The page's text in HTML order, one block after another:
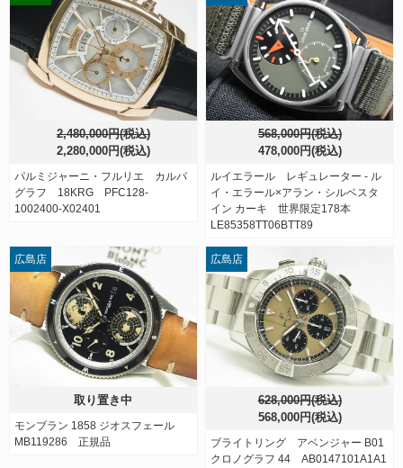
2,480,000円(税込)
2,280,000円(税込)
パルミジャーニ・フルリエ カルパ
グラフ 18KRG PFC128-
1002400-X02401
568,000円(税込)
478,000円(税込)
ルイエラール レギュレーター - ル
イ・エラール×アラン・シルベスタ
イン カーキ 世界限定178本
LE85358TT06BTT89
取り置き中
モンブラン 1858 ジオスフェール
MB119286 正規品
広島店
628,000円(税込)
568,000円(税込)
ブライトリング アベンジャー B01
クロノグラフ 44 AB0147101A1A1
広島店